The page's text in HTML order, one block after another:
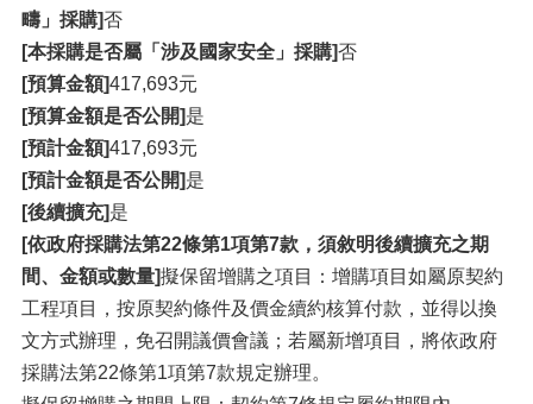
疇」採購]否
[本採購是否屬「涉及國家安全」採購]否
[預算金額]417,693元
[預算金額是否公開]是
[預計金額]417,693元
[預計金額是否公開]是
[後續擴充]是
[依政府採購法第22條第1項第7款，須敘明後續擴充之期
間、金額或數量]擬保留增購之項目：增購項目如屬原契約
工程項目，按原契約條件及價金續約核算付款，並得以換
文方式辦理，免召開議價會議；若屬新增項目，將依政府
採購法第22條第1項第7款規定辦理。